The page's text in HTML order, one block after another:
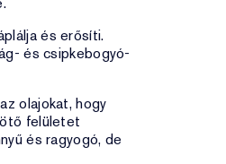
és erősíti.
és csipkebogyó-
olajokat, hogy
felületet
és ragyogó, de